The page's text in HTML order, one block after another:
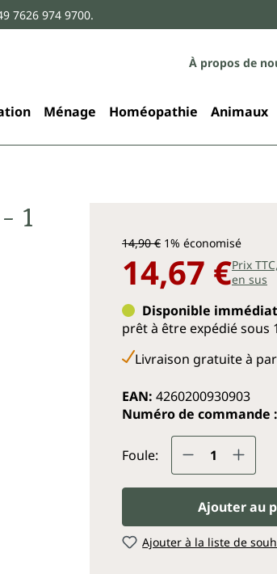
7626 974 9700.
À propos de
Ménage Homéopathie Animaux
1
14,90 € 1% économisé
14,67 €Prix
en sus
Disponible
prêt à être expédié sous
Livraison gratuite à
EAN: 4260200930903
Numéro de commande :
Foule: Quantité
Ajouter au
Ajouter à la liste de